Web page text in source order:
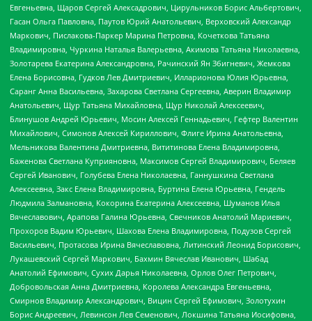
Евгеньевна, Щаров Сергей Алексадрович, Цирульников Борис Альбертович,
Гасан Ольга Павловна, Паутов Юрий Анатольевич, Верховский Александр
Маркович, Пислакова-Паркер Марина Петровна, Кочеткова Татьяна
Владимировна, Чуркина Наталья Валерьевна, Акимова Татьяна Николаевна,
Золотарева Екатерина Александровна, Рачинский Ян Збигневич, Жемкова
Елена Борисовна, Гудков Лев Дмитриевич, Илларионова Юлия Юрьевна,
Саранг Анна Васильевна, Захарова Светлана Сергеевна, Аверин Владимир
Анатольевич, Щур Татьяна Михайловна, Щур Николай Алексеевич,
Блинушов Андрей Юрьевич, Мосин Алексей Геннадьевич, Гефтер Валентин
Михайлович, Симонов Алексей Кириллович, Флиге Ирина Анатольевна,
Мельникова Валентина Дмитриевна, Вититинова Елена Владимировна,
Баженова Светлана Куприяновна, Максимов Сергей Владимирович, Беляев
Сергей Иванович, Голубева Елена Николаевна, Ганнушкина Светлана
Алексеевна, Закс Елена Владимировна, Буртина Елена Юрьевна, Гендель
Людмила Залмановна, Кокорина Екатерина Алексеевна, Шуманов Илья
Вячеславович, Арапова Галина Юрьевна, Свечников Анатолий Мариевич,
Прохоров Вадим Юрьевич, Шахова Елена Владимировна, Подузов Сергей
Васильевич, Протасова Ирина Вячеславовна, Литинский Леонид Борисович,
Лукашевский Сергей Маркович, Бахмин Вячеслав Иванович, Шабад
Анатолий Ефимович, Сухих Дарья Николаевна, Орлов Олег Петрович,
Добровольская Анна Дмитриевна, Королева Александра Евгеньевна,
Смирнов Владимир Александрович, Вицин Сергей Ефимович, Золотухин
Борис Андреевич, Левинсон Лев Семенович, Локшина Татьяна Иосифовна,